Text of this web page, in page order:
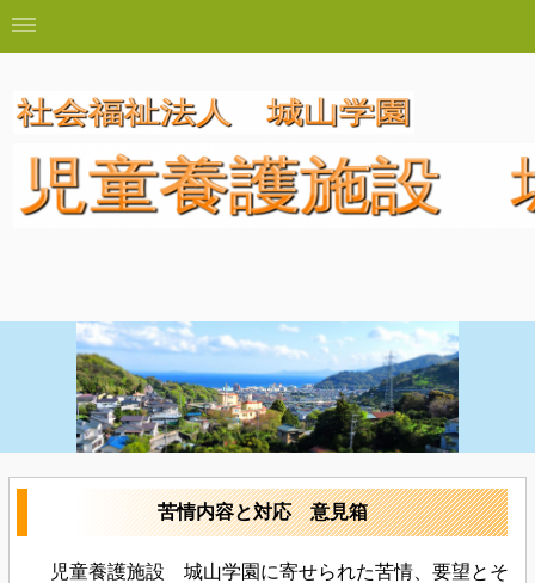
苦情内容と対応 意見箱
児童養護施設 城山学園に寄せられた苦情、要望とそ